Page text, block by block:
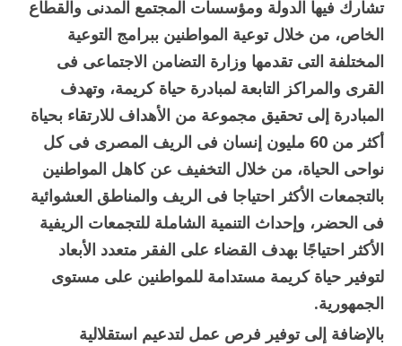
تشارك فيها الدولة ومؤسسات المجتمع المدنى والقطاع
الخاص، من خلال توعية المواطنين ببرامج التوعية
المختلفة التى تقدمها وزارة التضامن الاجتماعى فى
القرى والمراكز التابعة لمبادرة حياة كريمة، وتهدف
المبادرة إلى تحقيق مجموعة من الأهداف للارتقاء بحياة
أكثر من 60 مليون إنسان فى الريف المصرى فى كل
نواحى الحياة، من خلال التخفيف عن كاهل المواطنين
بالتجمعات الأكثر احتياجا فى الريف والمناطق العشوائية
فى الحضر، وإحداث التنمية الشاملة للتجمعات الريفية
الأكثر احتياجًا بهدف القضاء على الفقر متعدد الأبعاد
لتوفير حياة كريمة مستدامة للمواطنين على مستوى
الجمهورية.
بالإضافة إلى توفير فرص عمل لتدعيم استقلالية